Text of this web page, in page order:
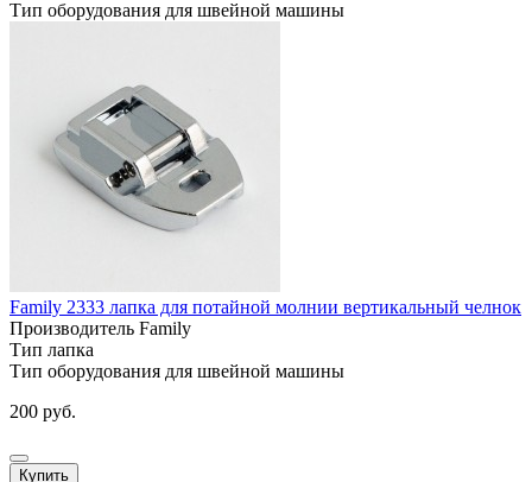
Тип оборудования для швейной машины
Family 2333 лапка для потайной молнии вертикальный челнок
Производитель Family
Тип лапка
Тип оборудования для швейной машины
200 руб.
Купить